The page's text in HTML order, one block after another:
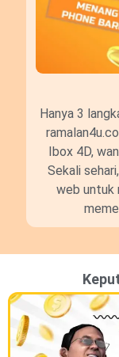
Hanya 3
Ibox 4D,
Sekali
web untuk